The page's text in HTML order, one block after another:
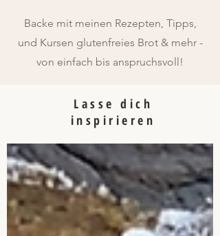
Backe mit meinen Rezepten, Tipps,
und Kursen glutenfreies Brot & mehr -
von einfach bis anspruchsvoll!
Lasse dich
inspirieren